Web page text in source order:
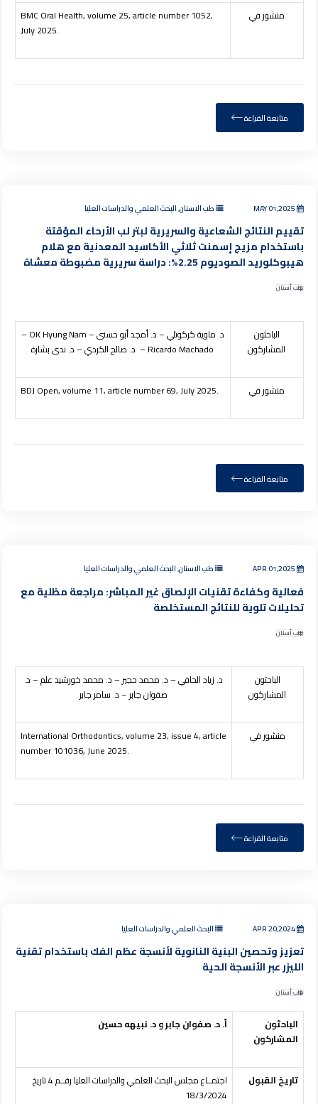
منشور في
BMC Oral Health, volume 25, article number 1052,
July 2025.
متابعة القراءة
طب الاسنان, البحث العلمي والدراسات العليا
تقييم النتائج الشعاعية والسريرية لبتر لب الأرحاء المؤقتة
باستخدام مزيج إسمنت ثلاثي الأكاسيد المعدنية مع هلام
هيبوكلوريد الصوديوم 2.25%: دراسة سريرية مضبوطة معشاة
طب أسنان
الباحثون
المشاركون
د. ماوية كركوتلي – د. أمجد أبو حسنى –OK Hyung Nam
–
Ricardo Machado – د. صالح الكردي – د. ندى بشارة
منشور في BDJ Open, volume 11, article number 69, July 2025.
متابعة القراءة
طب الاسنان, البحث العلمي والدراسات العليا
فعالية وكفاءة تقنيات الإلصاق غير المباشر: مراجعة مظلية مع
تحليلات تلوية للنتائج المستخلصة
طب أسنان
الباحثون
المشاركون
د. زياد الحافي – د. محمد حجير – د. محمد خورشيد علم – د.
صفوان جابر – د. سامر جابر
منشور في
International Orthodontics, volume 23, issue 4, article
number 101036, June 2025.
متابعة القراءة
APR 20,2024 البحث العلمي والدراسات العليا
تعزيز وتحصين البنية النانوية لأنسجة عظم الفك باستخدام تقنية
الليزر عبر الأنسجة الحية
طب أسنان
الباحثون
المشاركون
أ. د. صفوان جابر و د. نبيهه حسين
تاريخ القبول
اجتمــاع مجلس البحث العلمي والدراسات العليا رقــم 4 تاريخ
18/3/2024